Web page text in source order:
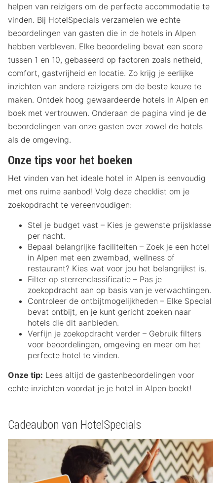
helpen van reizigers om de perfecte accommodatie te
vinden. Bij HotelSpecials verzamelen we echte
beoordelingen van gasten die in de hotels in Alpen
hebben verbleven. Elke beoordeling bevat een score
tussen 1 en 10, gebaseerd op factoren zoals netheid,
comfort, gastvrijheid en locatie. Zo krijg je eerlijke
inzichten van andere reizigers om de beste keuze te
maken. Ontdek hoog gewaardeerde hotels in Alpen en
boek met vertrouwen. Onderaan de pagina vind je de
beoordelingen van onze gasten over zowel de hotels
als de omgeving.
Onze tips voor het boeken
Het vinden van het ideale hotel in Alpen is eenvoudig
met ons ruime aanbod! Volg deze checklist om je
zoekopdracht te vereenvoudigen:
Stel je budget vast – Kies je gewenste prijsklasse
per nacht.
Bepaal belangrijke faciliteiten – Zoek je een hotel
in Alpen met een zwembad, wellness of
restaurant? Kies wat voor jou het belangrijkst is.
Filter op sterrenclassificatie – Pas je
zoekopdracht aan op basis van je verwachtingen.
Controleer de ontbijtmogelijkheden – Elke Special
bevat ontbijt, en je kunt gericht zoeken naar
hotels die dit aanbieden.
Verfijn je zoekopdracht verder – Gebruik filters
voor beoordelingen, omgeving en meer om het
perfecte hotel te vinden.
Onze tip: Lees altijd de gastenbeoordelingen voor
echte inzichten voordat je je hotel in Alpen boekt!
Cadeaubon van HotelSpecials